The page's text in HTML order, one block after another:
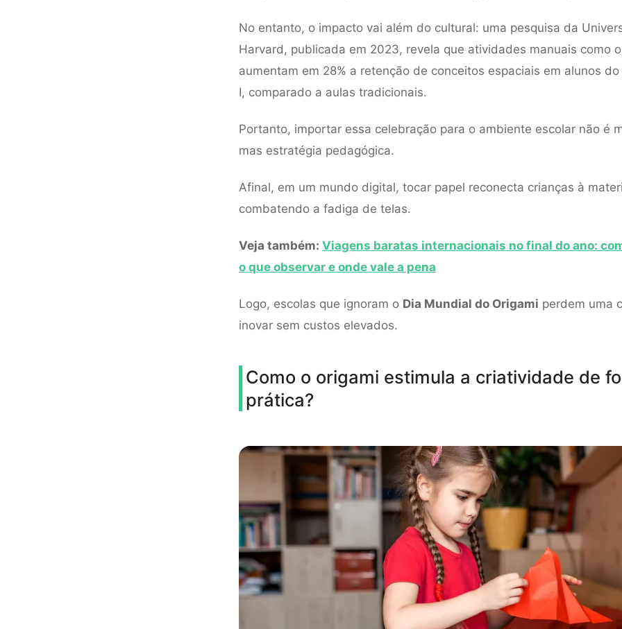
No entanto, o impacto vai além do cultural: uma pesquisa da
Harvard, publicada em 2023, revela que atividades manuais como
aumentam em 28% a retenção de conceitos espaciais em alunos
I, comparado a aulas tradicionais.
Portanto, importar essa celebração para o ambiente escolar não é
mas estratégia pedagógica.
Afinal, em um mundo digital, tocar papel reconecta crianças à
combatendo a fadiga de telas.
Veja também: Viagens baratas internacionais no final do ano:
o que observar e onde vale a pena
Logo, escolas que ignoram o Dia Mundial do Origami perdem uma
inovar sem custos elevados.
Como o origami estimula a criatividade de
prática?